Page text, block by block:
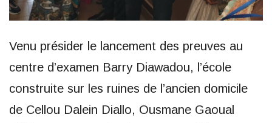
Venu présider le lancement des preuves au
centre d’examen Barry Diawadou, l’école
construite sur les ruines de l’ancien domicile
de Cellou Dalein Diallo, Ousmane Gaoual